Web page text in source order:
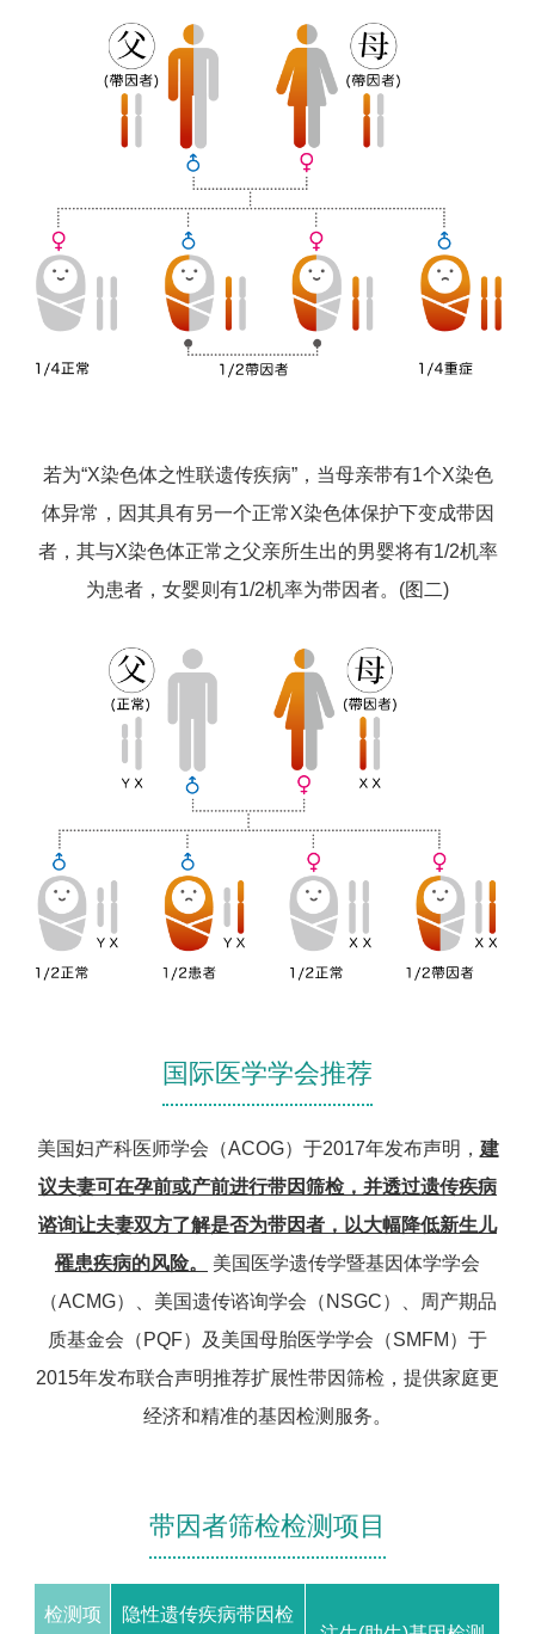
若为“X染色体之性联遗传疾病”，当母亲带有1个X染色
体异常，因其具有另一个正常X染色体保护下变成带因
者，其与X染色体正常之父亲所生出的男婴将有1/2机率
为患者，女婴则有1/2机率为带因者。(图二)
国际医学学会推荐
美国妇产科医师学会（ACOG）于2017年发布声明， 建
议夫妻可在孕前或产前进行带因筛检，并透过遗传疾病
谘询让夫妻双方了解是否为带因者，以大幅降低新生儿
罹患疾病的风险。
美国医学遗传学暨基因体学学会
（ACMG）、美国遗传谘询学会（NSGC）、周产期品
质基金会（PQF）及美国母胎医学学会（SMFM）于
2015年发布联合声明推荐扩展性带因筛检，提供家庭更
经济和精准的基因检测服务。
带因者筛检检测项目
检测项
隐性遗传疾病带因检